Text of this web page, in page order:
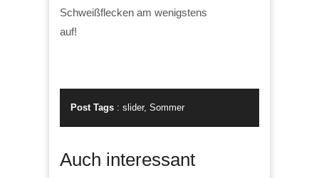
Schweißflecken am wenigstens
auf!
Post Tags : slider, Sommer
Auch interessant